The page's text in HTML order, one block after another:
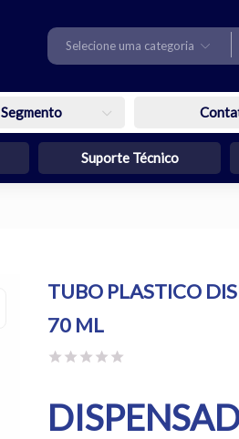
Selecione uma categoria
Segmento
Suporte Técnico
TUBO PLASTICO
70 ML